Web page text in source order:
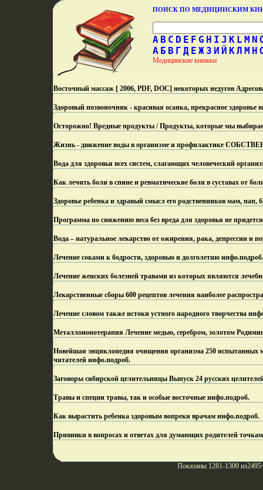
ПОИСК ПО МЕДИЦИНСКИМ
A B C D E F G H I J K L M N
А Б В Г Д Е Ж З И Й КЛ М Н
Медицинские книжки
Восточный массаж [ 2006, PDF, DOC] некоторых недугов
Здоровый позвоночник - красивая осанка, прекрасное
Осторожно! Вредные продукты / Продукты, которые мы
Жизнь - движение воды в организме и профилактике
Вода для здоровья всех систем, слагающих человеческий
Как лечить боли в спине и ревматические боли в суставах от
Здоровье ребенка и здравый смысл его родственников мам, пап,
Программа по снижению веса без вреда для здоровья не
Вода – натуральное лекарство от ожирения, рака, депрессии и
Лечение соками к бодрости, здоровью и долголетию инфо.подроб.
Лечение женских болезней травами из которых являются
Лекарственные сборы 600 рецептов лечения наиболее
Лечение словом также истоки устного народного творчества
Металлоионотерапия Лечение медью, серебром, золотом
Новейшая энциклопедия очищения организма 250 испытанных
читателей инфо.подроб.
Заговоры сибирской целительницы Выпуск 24 русских
Травы и специи травы, так и особые восточные инфо.подроб.
Как вырастить ребенка здоровым вопреки врачам инфо.подроб.
Прививки в вопросах и ответах для думающих родителей
Показаны 1281-1300